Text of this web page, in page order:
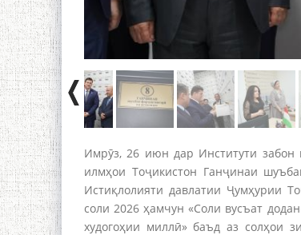
Имрӯз, 26 июн дар Институти забон
илмҳои Тоҷикистон Ганҷинаи
Истиқлолияти давлатии Ҷумҳурии
соли 2026 ҳамчун «Соли вусъат
худогоҳии миллӣ» баъд аз солҳои